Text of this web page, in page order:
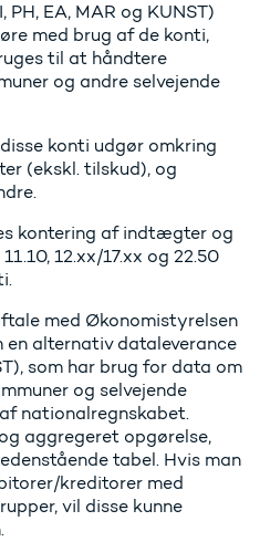
EA, MAR og KUNST)
med brug af de konti,
til at håndtere
og andre selvejende
konti udgør omkring
(ekskl. tilskud), og
kontering af indtægter og
12.xx/17.xx og 22.50
med Økonomistyrelsen
alternativ dataleverance
som har brug for data om
og selvejende
nationalregnskabet.
aggregeret opgørelse,
tabel. Hvis man
kreditorer med
vil disse kunne